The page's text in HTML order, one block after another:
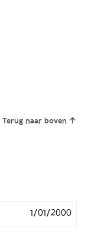
Terug naar boven
1/01/2000